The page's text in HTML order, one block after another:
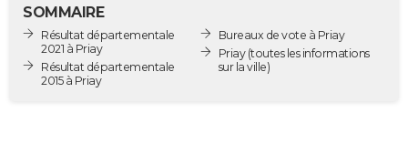
Destinations
City break
Voyage nature
Voyage de noces
Forum
Climat
GUIDES D'ACHAT
SOMMAIRE
Résultat départementale
2021 à Priay
Résultat départementale
2015 à Priay
Bureaux de vote à Priay
Priay(toutes les informations
sur la ville)